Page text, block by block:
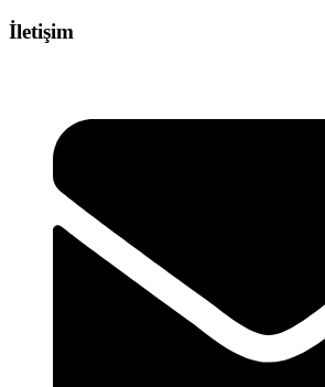
İletişim